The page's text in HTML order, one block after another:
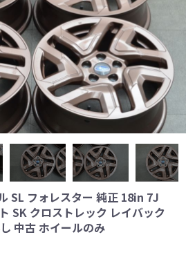
SL フォレスター 純正 18in 7J
SK クロストレック レイバック
中古 ホイールのみ